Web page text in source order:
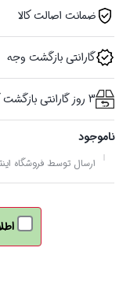
ضمانت اصالت کالا
گارانتی بازگشت وجه
3 روز گارانتی بازگشت کالا در صورت خرابی
ناموجود
ارسال توسط فروشگاه